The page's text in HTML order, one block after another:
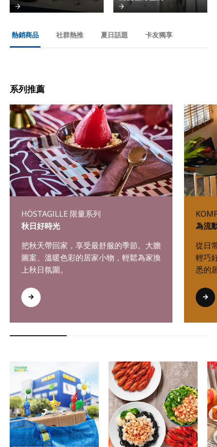
熱銷商品 社群熱推 夏日話題 卡友獨享
系列推薦
HÖSTAGILLE 限量系列
秋日好時光
把秋天帶回家，享受最舒服的季節。大膽
圖案、溫暖色彩的居家小物，輕鬆為家換
上秋日氛圍。
為流
從日
輕巧
悉的